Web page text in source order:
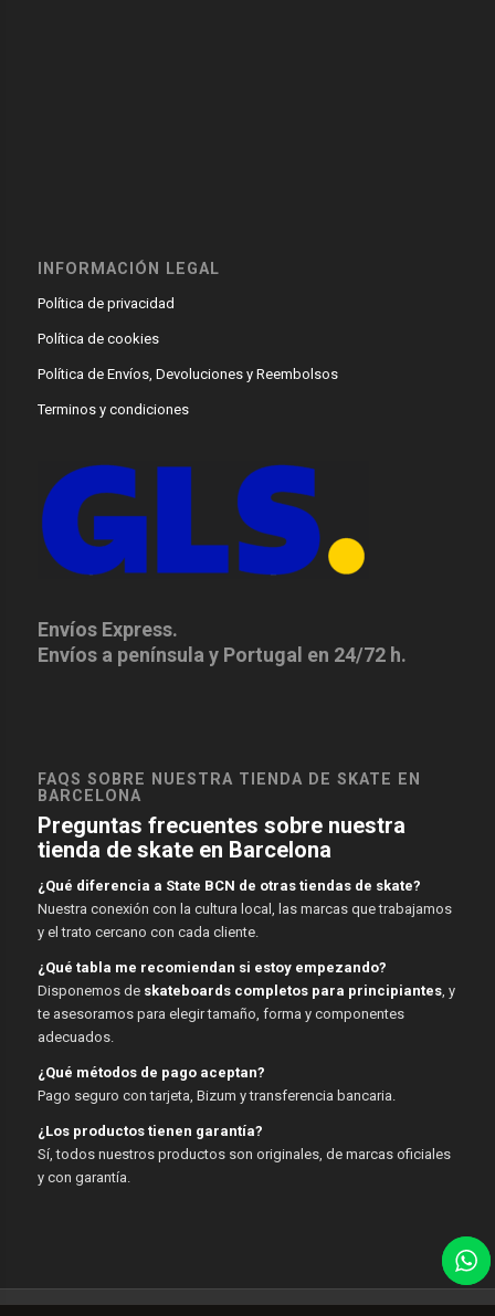
INFORMACIÓN LEGAL
Política de privacidad
Política de cookies
Política de Envíos, Devoluciones y Reembolsos
Terminos y condiciones
Envíos Express.
Envíos a península y Portugal en 24/72 h.
FAQS SOBRE NUESTRA TIENDA DE SKATE EN
BARCELONA
Preguntas frecuentes sobre nuestra
tienda de skate en Barcelona
¿Qué diferencia a State BCN de otras tiendas de skate?
Nuestra conexión con la cultura local, las marcas que trabajamos
y el trato cercano con cada cliente.
¿Qué tabla me recomiendan si estoy empezando?
Disponemos de skateboards completos para principiantes, y
te asesoramos para elegir tamaño, forma y componentes
adecuados.
¿Qué métodos de pago aceptan?
Pago seguro con tarjeta, Bizum y transferencia bancaria.
¿Los productos tienen garantía?
Sí, todos nuestros productos son originales, de marcas oficiales
y con garantía.